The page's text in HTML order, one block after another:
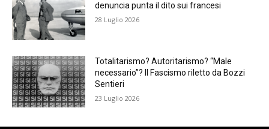
denuncia punta il dito sui francesi
28 Luglio 2026
Totalitarismo? Autoritarismo? “Male
necessario”? Il Fascismo riletto da Bozzi
Sentieri
23 Luglio 2026